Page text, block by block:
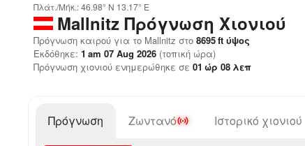
Πλάτ./Μήκ.:46.98° N 13.17° E
Mallnitz Πρόγνωση Χιονιού
Πρόγνωση καιρού για το Mallnitz στο 8695ft ύψος
Εκδόθηκε: 1 am 07 Aug 2026 (τοπική ώρα)
Πρόγνωση χιονιού ενημερώθηκε σε 01 ώρ 08 λεπ
Πρόγνωση Ζωντανό Ιστορικό χιονιού